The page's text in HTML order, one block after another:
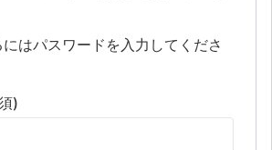
はパスワードを入力してくださ
)